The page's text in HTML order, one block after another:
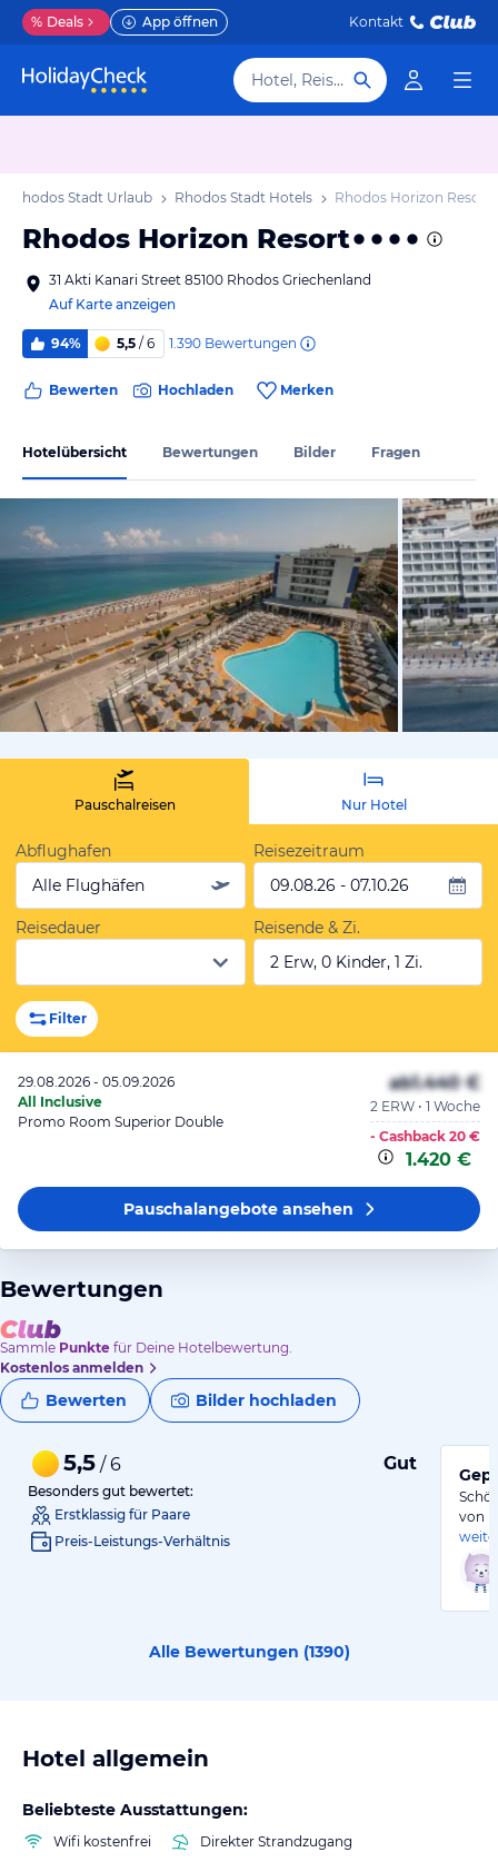
% Deals App öffnen Kontakt
Hotel, Reiseziel
Rhodos Stadt Urlaub Rhodos Stadt Hotels Rhodos Horizon Resort
Rhodos Horizon Resort
31 Akti Kanari Street 85100 Rhodos Griechenland
Auf Karte anzeigen
94% 5,5 / 6 1.390 Bewertungen
Bewerten Hochladen Merken
Hotelübersicht Bewertungen Bilder Fragen
vom
Pauschalreisen Nur Hotel
Abflughafen
Alle Flughäfen
Reisezeitraum
09.08.26 - 07.10.26
Reisedauer
Reisende & Zi.
2 Erw, 0 Kinder, 1 Zi.
Filter
29.08.2026 - 05.09.2026
All Inclusive
Promo Room Superior Double
ab1.440 €
2 ERW • 1 Woche
- Cashback 20 €
1.420 €
Pauschalangeboteansehen
Bewertungen
Sammle Punkte für Deine Hotelbewertung.
Kostenlos anmelden
Bewerten Bilder hochladen
5,5 / 6 Gut
Besonders gut bewertet:
Erstklassig für Paare
Preis-Leistungs-Verhältnis
von
Alle Bewertungen (1390)
Hotel allgemein
Beliebteste Ausstattungen:
Wifi kostenfrei
Direkter Strandzugang